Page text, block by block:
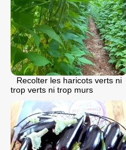
Recolter les haricots verts ni
trop verts ni trop murs